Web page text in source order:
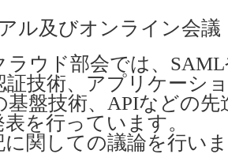
ル及びオンライン会議
ラウド部会では、
証技術、アプリケーシ
基盤技術、APIなどの
を行っています。
に関しての議論を行い